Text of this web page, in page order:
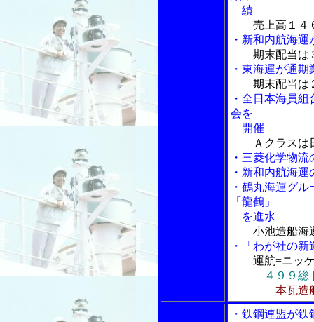
績
売上高１４
・新和内航海
期末配当は
・東海運が通
期末配当は
・全日本海員
会を
開催
Ａクラス
・三菱化学物
・新和内航海
・鶴丸海運グ
「龍鶴」
を進水
小池造船海
・「わが社の新
運航=ニッ
４９９総
本瓦造
・鉄鋼連盟が